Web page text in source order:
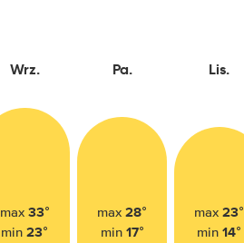
Wrz.
max 33°
min23°
Pa.
max28°
min 17°
Lis.
max23°
min14°